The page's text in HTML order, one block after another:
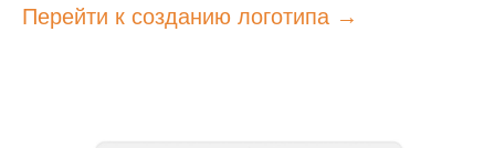
Перейти к созданию логотипа